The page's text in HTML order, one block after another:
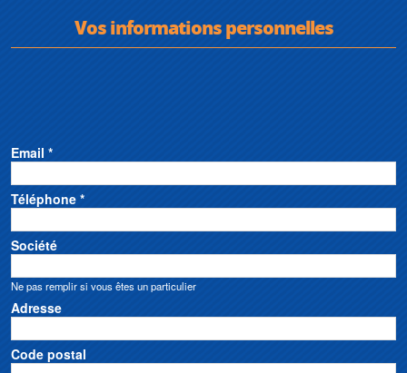
Vos informations personnelles
Email *
Téléphone *
Société
Ne pas remplir si vous êtes un particulier
Adresse
Code postal